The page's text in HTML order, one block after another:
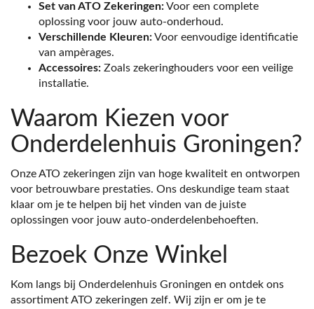
Set van ATO Zekeringen:Voor een complete
oplossing voor jouw auto-onderhoud.
Verschillende Kleuren:Voor eenvoudige identificatie
van ampèrages.
Accessoires: Zoals zekeringhouders voor een veilige
installatie.
Waarom Kiezen voor
Onderdelenhuis Groningen?
Onze ATO zekeringen zijn van hoge kwaliteit en ontworpen
voor betrouwbare prestaties. Ons deskundige team staat
klaar om je te helpen bij het vinden van de juiste
oplossingen voor jouw auto-onderdelenbehoeften.
Bezoek Onze Winkel
Kom langs bij Onderdelenhuis Groningen en ontdek ons
assortiment ATO zekeringen zelf. Wij zijn er om je te